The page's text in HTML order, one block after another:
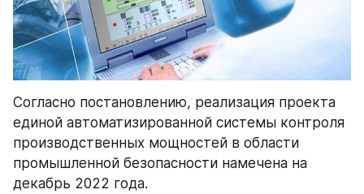
Согласно постановлению, реализация проекта
единой автоматизированной системы контроля
производственных мощностей в области
промышленной безопасности намечена на
декабрь 2022 года.